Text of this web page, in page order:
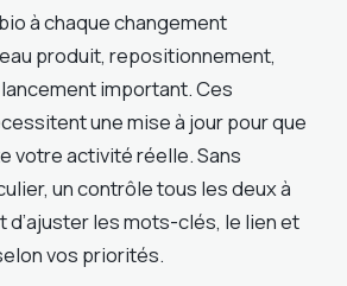
à chaque changement
produit, repositionnement,
important. Ces
une mise à jour pour que
votre activité réelle. Sans
un contrôle tous les deux à
les mots-clés, le lien et
vos priorités.